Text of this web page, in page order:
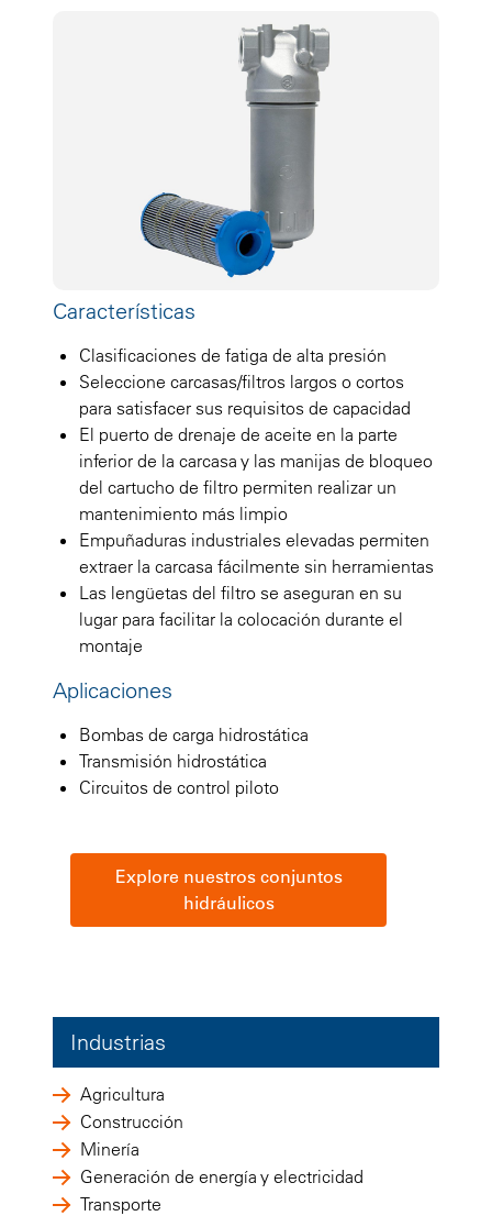
Características
Clasificaciones de fatiga de alta presión
Seleccione carcasas/filtros largos o cortos
para satisfacer sus requisitos de capacidad
El puerto de drenaje de aceite en la parte
inferior de la carcasa y las manijas de bloqueo
del cartucho de filtro permiten realizar un
mantenimiento más limpio
Empuñaduras industriales elevadas permiten
extraer la carcasa fácilmente sin herramientas
Las lengüetas del filtro se aseguran en su
lugar para facilitar la colocación durante el
montaje
Aplicaciones
Bombas de carga hidrostática
Transmisión hidrostática
Circuitos de control piloto
Explore nuestros conjuntos
hidráulicos
Industrias
Agricultura
Construcción
Minería
Generación de energía y electricidad
Transporte